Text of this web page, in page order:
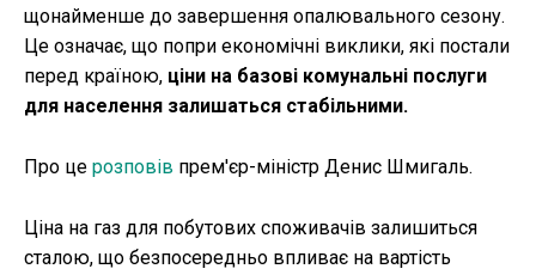
щонайменше до завершення опалювального сезону.
Це означає, що попри економічні виклики, які постали
перед країною, ціни на базові комунальні послуги
для населення залишаться стабільними.
Про це розповів прем'єр-міністр Денис Шмигаль.
Ціна на газ для побутових споживачів залишиться
сталою, що безпосередньо впливає на вартість